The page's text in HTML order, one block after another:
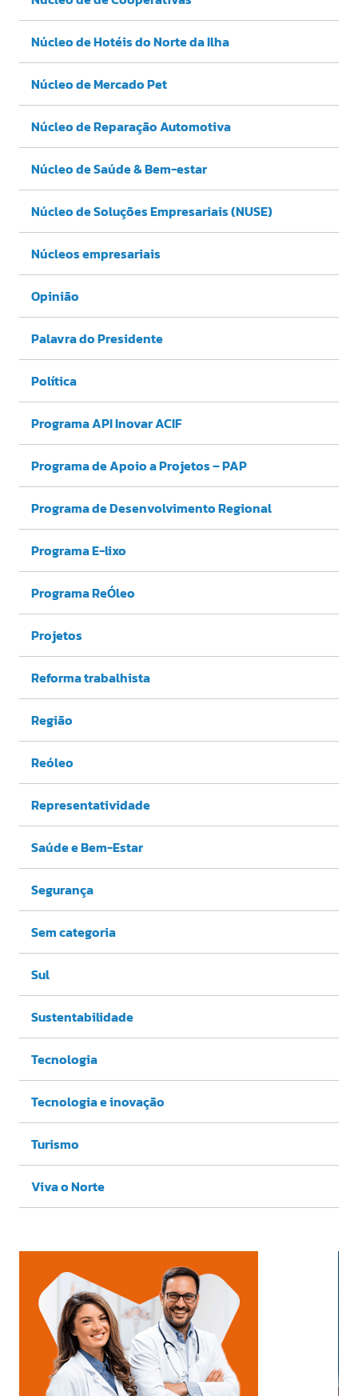
Núcleo de Hotéis do Norte da Ilha
Núcleo de Mercado Pet
Núcleo de Reparação Automotiva
Núcleo de Saúde & Bem-estar
Núcleo de Soluções Empresariais (NUSE)
Núcleos empresariais
Opinião
Palavra do Presidente
Política
Programa API Inovar ACIF
Programa de Apoio a Projetos – PAP
Programa de Desenvolvimento Regional
Programa E-lixo
Programa ReÓleo
Projetos
Reforma trabalhista
Região
Reóleo
Representatividade
Saúde e Bem-Estar
Segurança
Sem categoria
Sul
Sustentabilidade
Tecnologia
Tecnologia e inovação
Turismo
Viva o Norte